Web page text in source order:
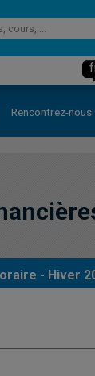
Rencontrez-nous
- Hiver